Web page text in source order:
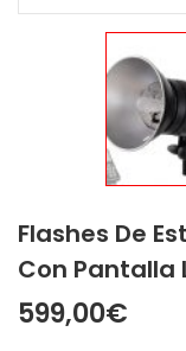
Flashes De
Con Pantalla
599,00€